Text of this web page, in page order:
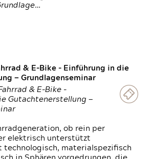
& E-Bike - Einführung in die
— Grundlagenseminar
& E-Bike -
Gutachtenerstellung —
ob rein per
elektrisch unterstützt
technologisch, materialspezifisch